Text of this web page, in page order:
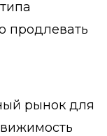
продлевать
рынок для